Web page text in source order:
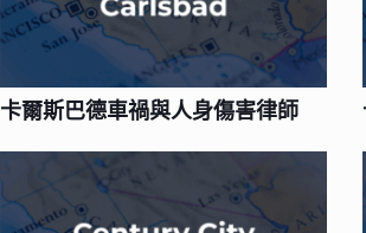
卡爾斯巴德車禍與人身傷害律師